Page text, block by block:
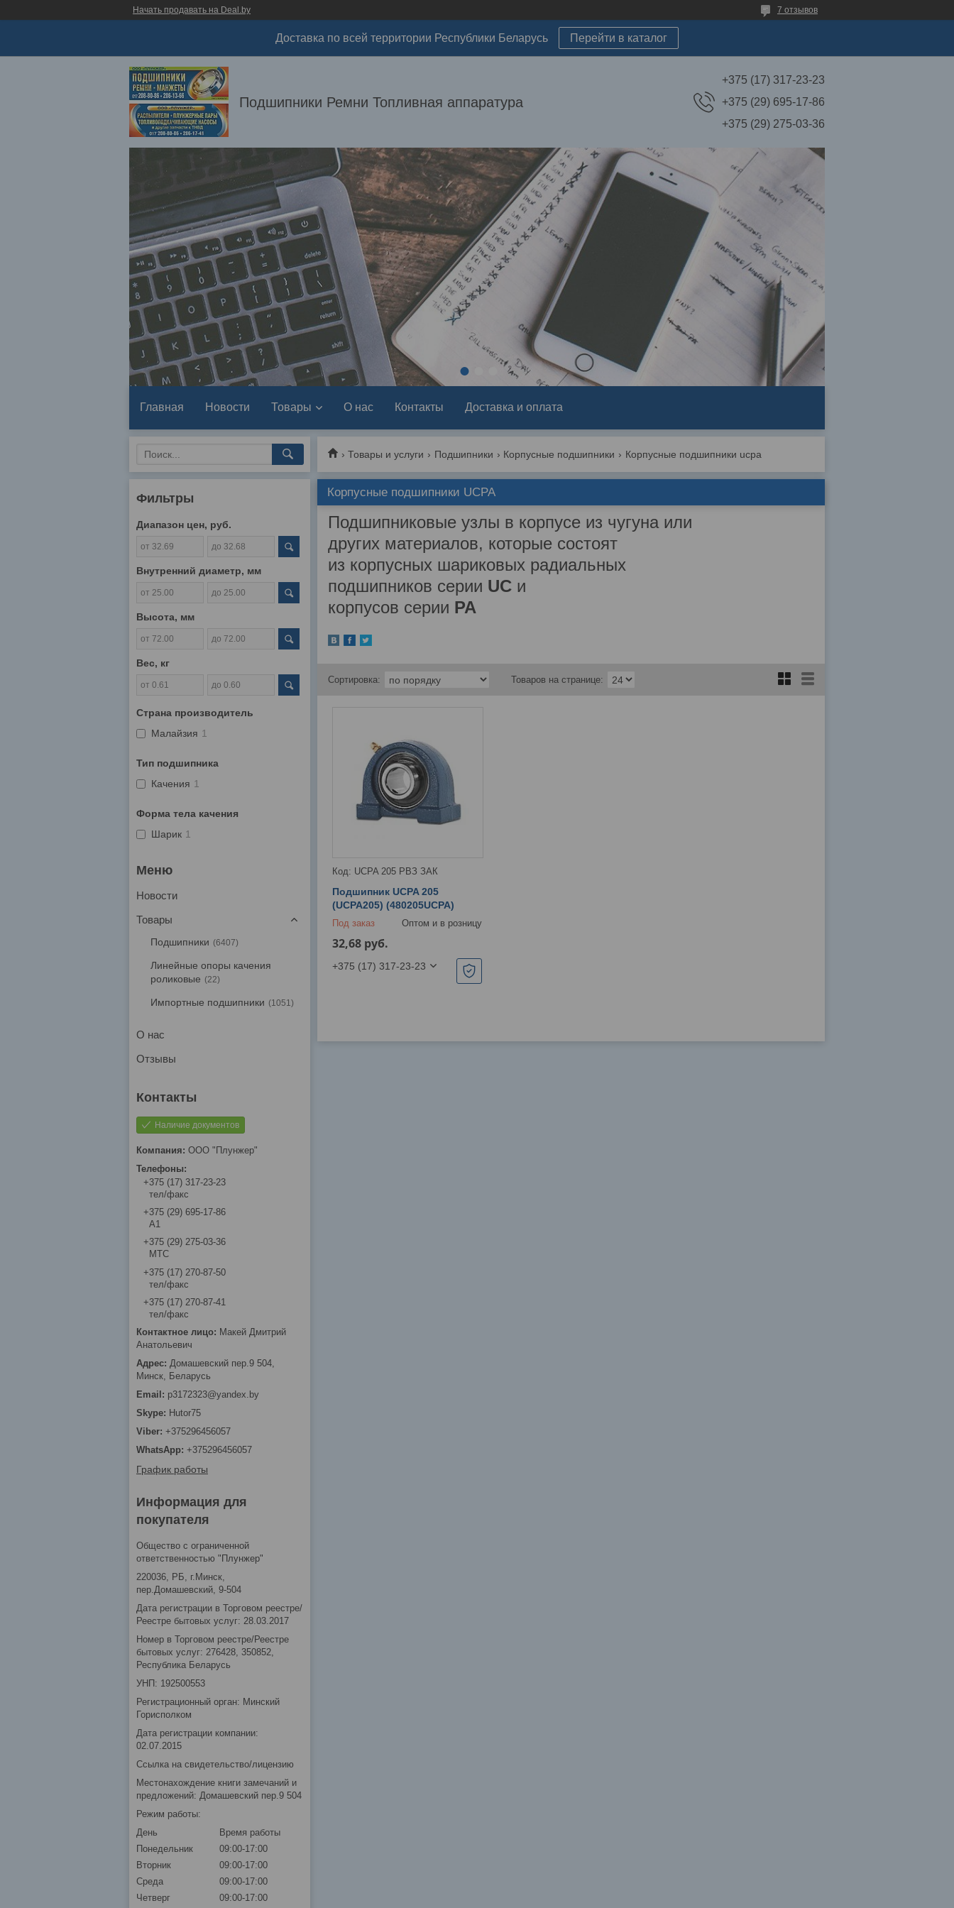
Начать продавать на Deal.by 7 отзывов
Доставка по всей территории Республики Беларусь Перейти в каталог
Подшипники Ремни Топливная аппаратура
+375 (17) 317-23-23
+375 (29) 695-17-86
+375 (29) 275-03-36
Главная Новости Товары О нас Контакты Доставка и оплата
Товары и услуги Подшипники Корпусные подшипники Корпусные подшипники ucpa
Корпусные подшипники UCPA
Подшипниковые узлы в корпусе из чугуна или
других материалов, которые состоят
из корпусных шариковых радиальных
подшипников серии UС и
корпусов серии PA
UCPA 205 РВЗ ЗАК
Подшипник UCPA 205
(UCPA205) (480205UCPA)
Под заказ Оптом и в розницу
32,68 руб.
+375 (17) 317-23-23
Фильтры
Диапазон цен, руб.
Внутренний диаметр, мм
Высота, мм
Вес, кг
Страна производитель
Малайзия 1
Тип подшипника
Качения 1
Форма тела качения
Шарик 1
Новости
Товары
Подшипники 6407
Линейные опоры качения
роликовые
22
Импортные подшипники 1051
О нас
Отзывы
Наличие документов
ООО "Плунжер"
+375 (17) 317-23-23
тел/факс
+375 (29) 695-17-86
A1
+375 (29) 275-03-36
МТС
+375 (17) 270-87-50
тел/факс
+375 (17) 270-87-41
тел/факс
Макей Дмитрий
Анатольевич
Домашевский пер.9 504,
Минск, Беларусь
p3172323@yandex.by
Hutor75
+375296456057
+375296456057
График работы
Информация для
покупателя
Общество с ограниченной
ответственностью "Плунжер"
220036, РБ, г.Минск,
пер.Домашевский, 9-504
Дата регистрации в Торговом реестре/
Реестре бытовых услуг: 28.03.2017
Номер в Торговом реестре/Реестре
бытовых услуг: 276428, 350852,
Республика Беларусь
УНП: 192500553
Регистрационный орган: Минский
Горисполком
Дата регистрации компании:
02.07.2015
Ссылка на свидетельство/лицензию
Местонахождение книги замечаний и
предложений: Домашевский пер.9 504
Режим работы:
День
Время работы
Понедельник
09:00-17:00
Вторник
09:00-17:00
Среда
09:00-17:00
Четверг
09:00-17:00